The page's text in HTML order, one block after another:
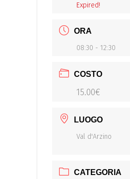
Expired!
ORA
08:30 - 12:30
COSTO
15.00€
LUOGO
Val d'Arzino
CATEGORIA